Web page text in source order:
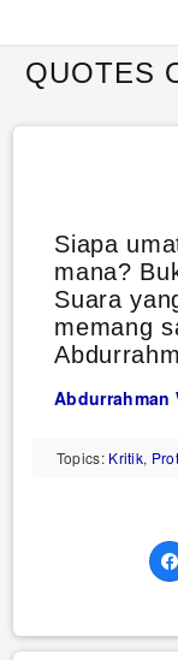
Quote
QUOTES
Siapa
mana?
Suara
memang
Abdurrahman
Topics: Kritik,